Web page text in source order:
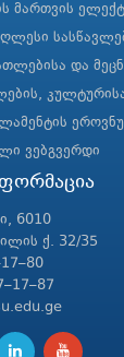
მართვის
და
ვებგვერდი
6010
ქ. 32/35